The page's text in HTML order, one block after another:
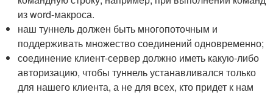
из word-макроса.
наш туннель должен быть многопоточным и
поддерживать множество соединений одновременно;
соединение клиент-сервер должно иметь какую-либо
авторизацию, чтобы туннель устанавливался только
для нашего клиента, а не для всех, кто придет к нам